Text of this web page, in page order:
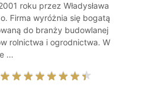
roku przez Władysława
Firma wyróżnia się bogatą
do branży budowlanej
rolnictwa i ogrodnictwa. W
...